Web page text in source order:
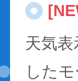
天気
した